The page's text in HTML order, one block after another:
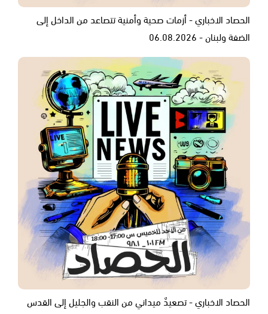
الحصاد الاخباري - أزمات صحية وأمنية تتصاعد من الداخل إلى
الضفة ولبنان - 06.08.2026
الحصاد الاخباري - تصعيدٌ ميداني من النقب والجليل إلى القدس